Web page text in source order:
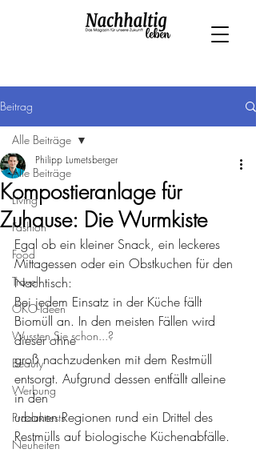
Beitrag
Alle Beiträge
Living
Fashion
Food
Travel
ÖKO-Ideen
Wussten Sie schon...?
Beauty
Werbung
Produkttests
Neuheiten
Alle Beiträge
Kompostieranlage für
Zuhause: Die Wurmkiste
Philipp Lumetsberger
Egal ob ein kleiner Snack, ein leckeres
Mittagessen oder ein Obstkuchen für den
Nachtisch:
Bei jedem Einsatz in der Küche fällt
Biomüll an. In den meisten Fällen wird
dieser ohne
groß nachzudenken mit dem Restmüll
entsorgt. Aufgrund dessen entfällt alleine
in den
urbanen Regionen rund ein Drittel des
Restmülls auf biologische Küchenabfälle.